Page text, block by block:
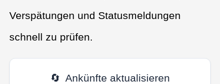
Verspätungen und Statusmeldungen
schnell zu prüfen.
🔄 Ankünfte aktualisieren